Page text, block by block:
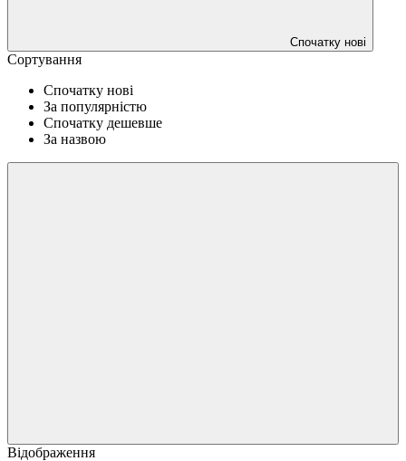
Спочатку нові
Сортування
Спочатку нові
За популярністю
Спочатку дешевше
За назвою
Відображення